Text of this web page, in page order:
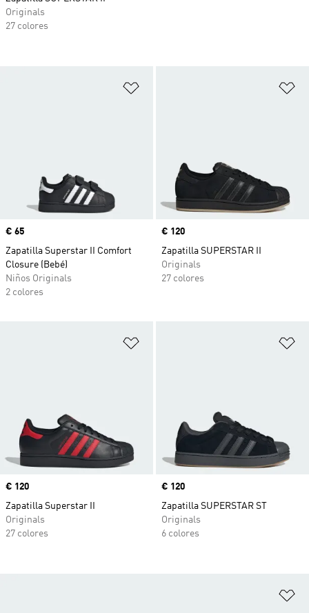
Precio
€ 65
Zapatilla Superstar II Comfort
Closure (Bebé)
Niños Originals
2 colores
Precio
€ 120
Zapatilla SUPERSTAR II
Originals
27 colores
Precio
€ 120
Zapatilla Superstar II
Originals
27 colores
Precio
€ 120
Zapatilla SUPERSTAR ST
Originals
6 colores
Originals
27 colores